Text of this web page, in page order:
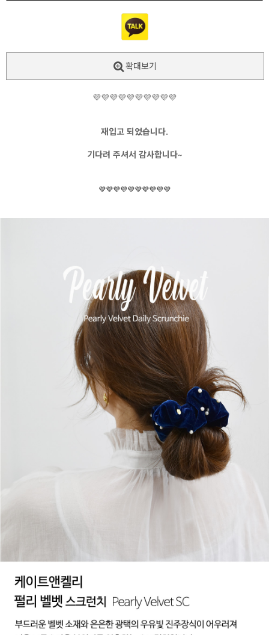
확대보기
💜💜💜💜💜💜💜💜💜💜
재입고 되었습니다.
기다려 주셔서 감사합니다~
💜💜💜💜💜💜💜💜💜💜